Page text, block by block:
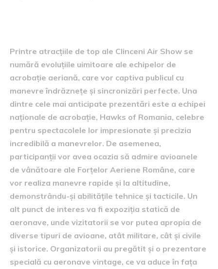
Printre atracțiile de top ale Clinceni Air Show se
numără evoluțiile uimitoare ale echipelor de
acrobație aeriană, care vor captiva publicul cu
manevre îndrăznețe și sincronizări perfecte. Una
dintre cele mai anticipate prezentări este a echipei
naționale de acrobație, Hawks of Romania, celebre
pentru spectacolele lor impresionate și precizia
incredibilă a manevrelor. De asemenea,
participanții vor avea ocazia să admire avioanele
de vânătoare ale Forțelor Aeriene Române, care
vor realiza manevre rapide și la altitudine,
demonstrându-și abilitățile tehnice și tacticile. Un
alt punct de interes va fi expoziția statică de
aeronave, unde vizitatorii se vor putea apropia de
diverse tipuri de avioane, atât militare, cât și civile
și istorice. Organizatorii au pregătit și o prezentare
specială cu aeronave vintage, ce va aduce în fața